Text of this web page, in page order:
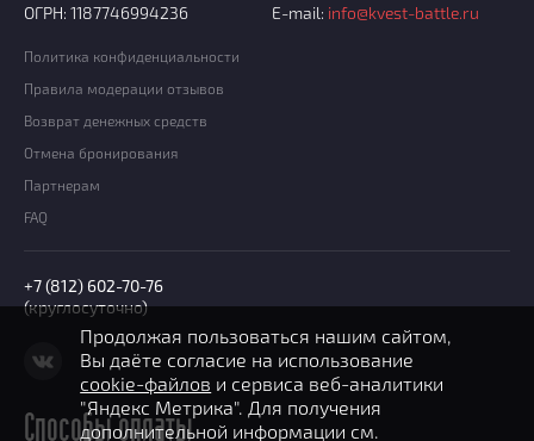
ОГРН: 1187746994236
E-mail: info@kvest-battle.ru
Политика конфиденциальности
Правила модерации отзывов
Возврат денежных средств
Отмена бронирования
Партнерам
FAQ
+7 (812) 602-70-76
(круглосуточно)
Способы оплаты
Продолжая пользоваться нашим сайтом,
Вы даёте согласие на использование
cookie-файлов и сервиса веб-аналитики
"Яндекс Метрика". Для получения
дополнительной информации см.